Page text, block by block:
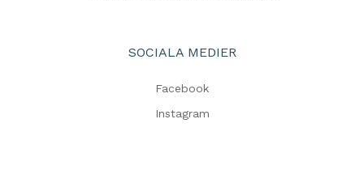
SOCIALA MEDIER
Facebook
Instagram